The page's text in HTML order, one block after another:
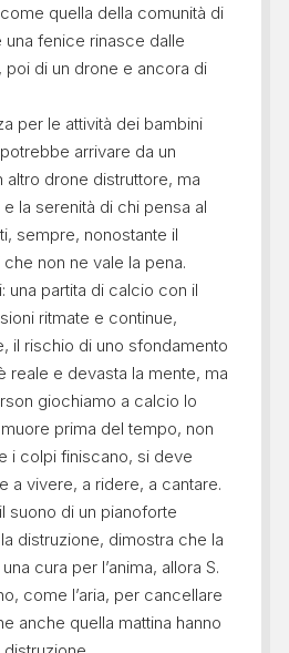
quella della comunità di
fenice rinasce dalle
poi di un drone e ancora di
per le attività dei bambini
arrivare da un
altro drone distruttore, ma
la serenità di chi pensa al
sempre, nonostante il
non ne vale la pena.
una partita di calcio con il
ritmate e continue,
il rischio di uno sfondamento
reale e devasta la mente, ma
giochiamo a calcio lo
prima del tempo, non
i colpi finiscano, si deve
a vivere, a ridere, a cantare.
suono di un pianoforte
distruzione, dimostra che la
cura per l’anima, allora S.
come l’aria, per cancellare
anche quella mattina hanno